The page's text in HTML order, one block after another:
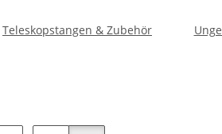
Teleskopstangen & Zubehör